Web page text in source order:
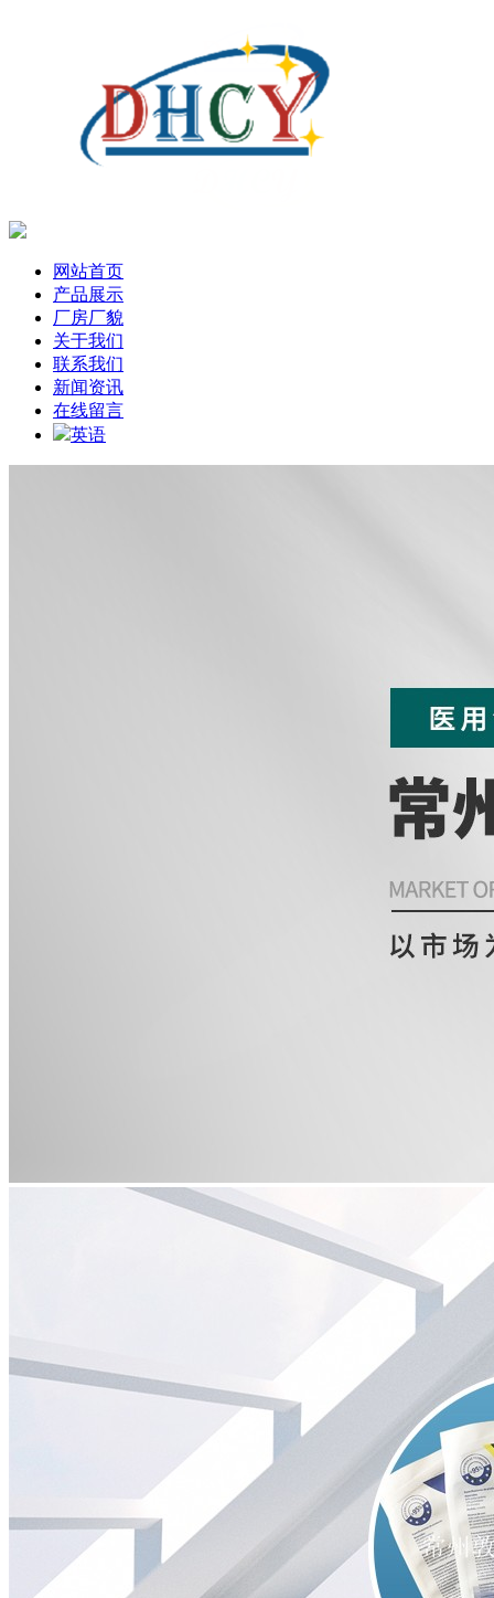
网站首页
产品展示
厂房厂貌
关于我们
联系我们
新闻资讯
在线留言
英语